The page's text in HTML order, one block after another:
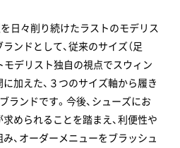
を日々削り続けたラストのモデリス
ンドとして、従来のサイズ（足
モデリスト独自の視点でスウィン
に加えた、３つのサイズ軸から履き
ランドです。今後、シューズにお
められることを踏まえ、利便性や
、オーダーメニューをブラッシュ